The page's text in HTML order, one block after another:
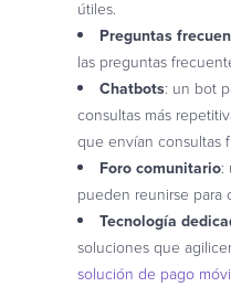
útiles.
Preguntas
las preguntas
Chatbots: un bot
consultas más
que envían consultas
Foro comunitario:
pueden reunirse para
Tecnología
soluciones que
solución de pago